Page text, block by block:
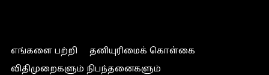
எங்களை பற்றி
தனியுரிமைக் கொள்கை
விதிமுறைகளும் நிபந்தனைகளும்